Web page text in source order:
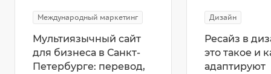
Международный маркетинг
Мультиязычный сайт
для бизнеса в Санкт-
Петербурге: перевод,
Дизайн
Ресайз в
это такое и
адаптируют